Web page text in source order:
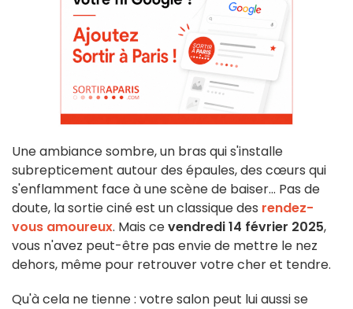
Une ambiance sombre, un bras qui s'installe
subrepticement autour des épaules, des cœurs qui
s'enflamment face à une scène de baiser... Pas de
doute, la sortie ciné est un classique des rendez-
vous amoureux. Mais cevendredi 14 février 2025,
vous n'avez peut-être pas envie de mettre le nez
dehors, même pour retrouver votre cher et tendre.
Qu'à cela ne tienne : votre salon peut lui aussi se